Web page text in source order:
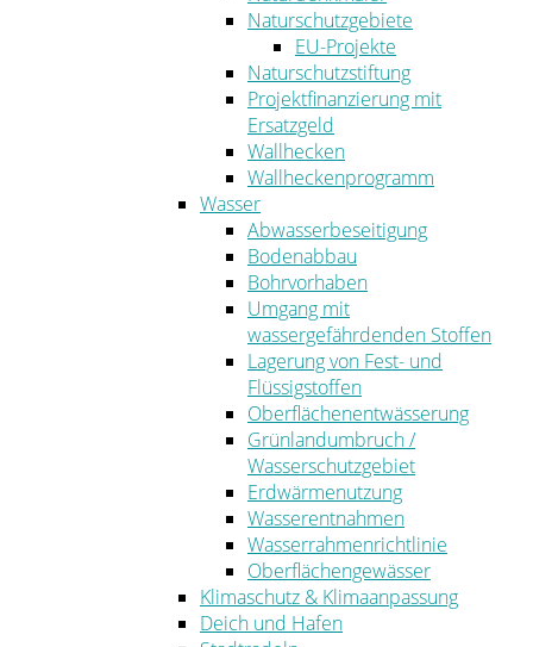
Naturschutzgebiete
EU-Projekte
Naturschutzstiftung
Projektfinanzierung mit
Ersatzgeld
Wallhecken
Wallheckenprogramm
Wasser
Abwasserbeseitigung
Bodenabbau
Bohrvorhaben
Umgang mit
wassergefährdenden Stoffen
Lagerung von Fest- und
Flüssigstoffen
Oberflächenentwässerung
Grünlandumbruch /
Wasserschutzgebiet
Erdwärmenutzung
Wasserentnahmen
Wasserrahmenrichtlinie
Oberflächengewässer
Klimaschutz & Klimaanpassung
Deich und Hafen